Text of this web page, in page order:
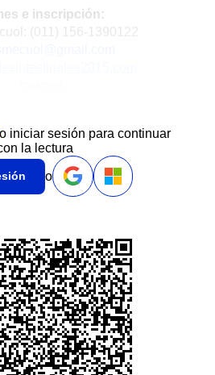
e inscripción:
(011) 156-1390122
o iniciar sesión para continuar
la lectura
o